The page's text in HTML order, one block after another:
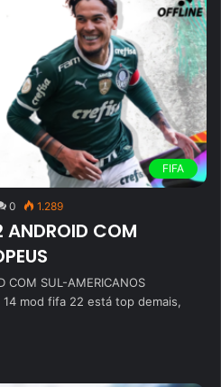
FIFA
0 1.289
ANDROID COM
COM SUL-AMERICANOS
14 mod fifa 22 está top demais,